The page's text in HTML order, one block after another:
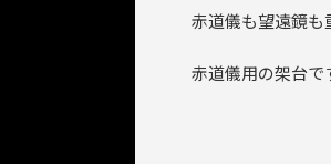
赤道儀も望遠鏡も
赤道儀用の架台で